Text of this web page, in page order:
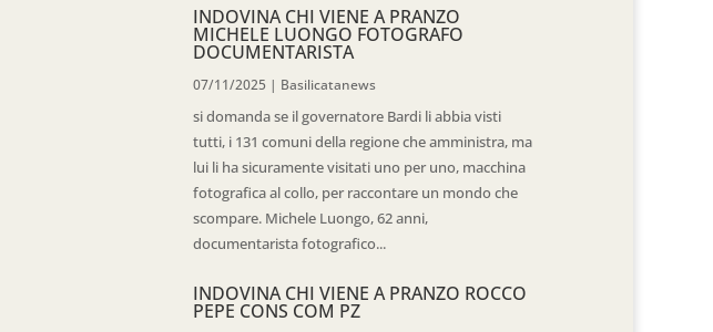
INDOVINA CHI VIENE A PRANZO
MICHELE LUONGO FOTOGRAFO
DOCUMENTARISTA
07/11/2025 | Basilicatanews
si domanda se il governatore Bardi li abbia visti
tutti, i 131 comuni della regione che amministra, ma
lui li ha sicuramente visitati uno per uno, macchina
fotografica al collo, per raccontare un mondo che
scompare. Michele Luongo, 62 anni,
documentarista fotografico...
INDOVINA CHI VIENE A PRANZO ROCCO
PEPE CONS COM PZ